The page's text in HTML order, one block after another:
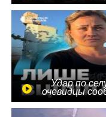
Удар по
очевидцы